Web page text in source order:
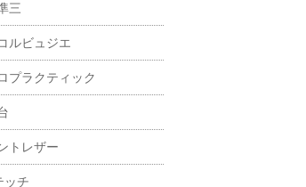
三
ルビュジエ
プラクティック
トレザー
ッチ